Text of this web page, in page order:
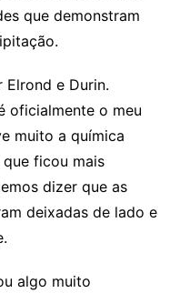
que demonstram
Elrond e Durin.
oficialmente o meu
muito a química
ficou mais
dizer que as
deixadas de lado e
algo muito